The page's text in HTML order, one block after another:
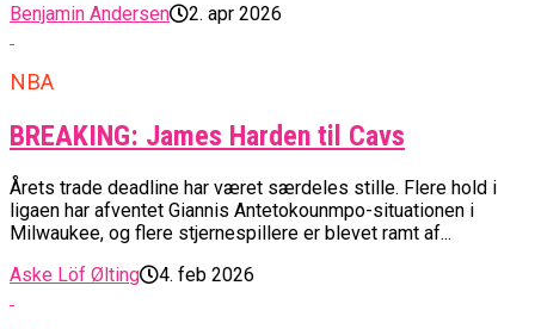
Benjamin Andersen
2. apr 2026
NBA
BREAKING: James Harden til Cavs
Årets trade deadline har været særdeles stille. Flere hold i
ligaen har afventet Giannis Antetokounmpo-situationen i
Milwaukee, og flere stjernespillere er blevet ramt af...
Aske Löf Ølting
4. feb 2026